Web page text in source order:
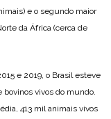
e o segundo maior
da África (cerca de
e 2019, o Brasil esteve
vivos do mundo.
413 mil animais vivos